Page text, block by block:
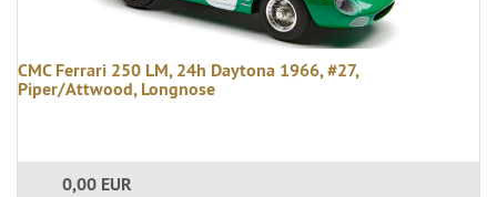
CMC Ferrari 250 LM, 24h Daytona 1966, #27,
Piper/Attwood, Longnose
0,00 EUR